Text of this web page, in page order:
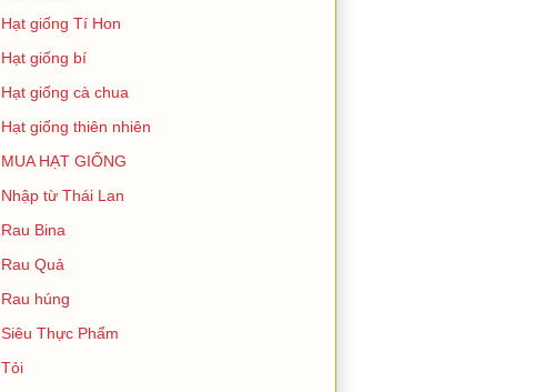
Hạt giống Tí Hon
Hạt giống bí
Hạt giống cà chua
Hạt giống thiên nhiên
MUA HẠT GIỐNG
Nhập từ Thái Lan
Rau Bina
Rau Quả
Rau húng
Siêu Thực Phẩm
Tỏi